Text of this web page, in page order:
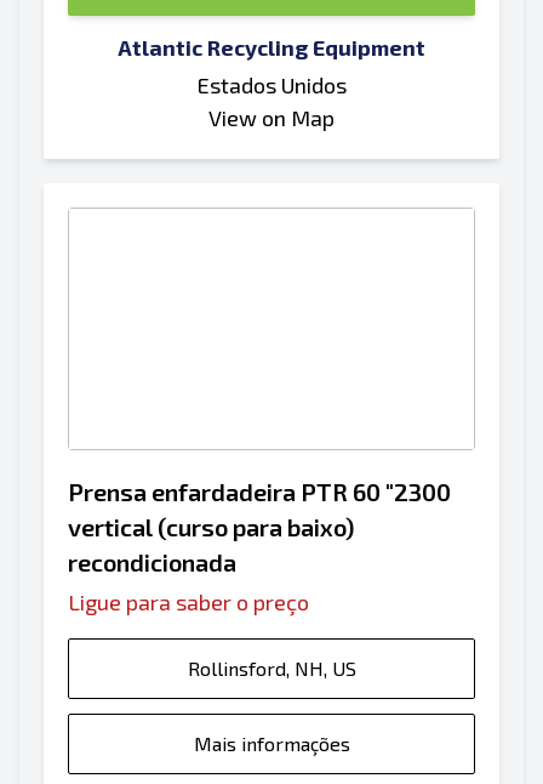
Atlantic Recycling Equipment
Estados Unidos
View on Map
Prensa enfardadeira PTR 60 "2300
vertical (curso para baixo)
recondicionada
Ligue para saber o preço
Rollinsford, NH, US
Mais informações